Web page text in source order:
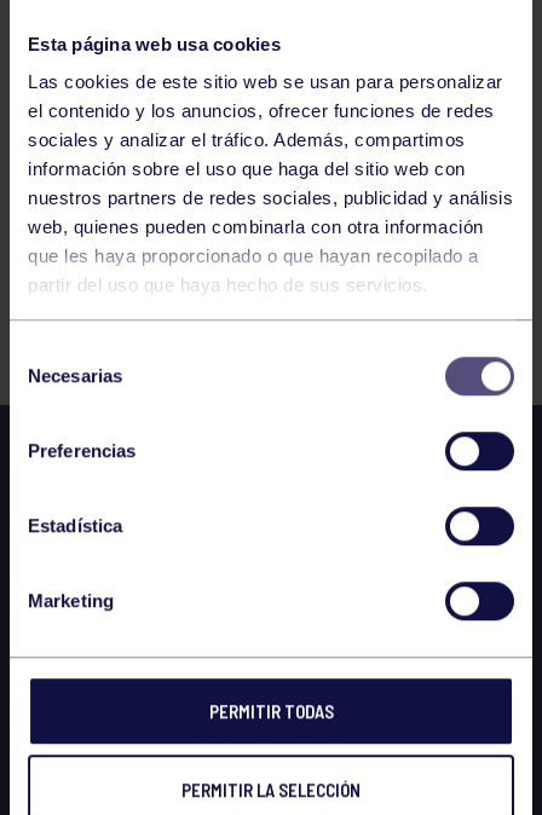
Esta página web usa cookies
Las cookies de este sitio web se usan para personalizar
el contenido y los anuncios, ofrecer funciones de redes
sociales y analizar el tráfico. Además, compartimos
información sobre el uso que haga del sitio web con
nuestros partners de redes sociales, publicidad y análisis
web, quienes pueden combinarla con otra información
que les haya proporcionado o que hayan recopilado a
partir del uso que haya hecho de sus servicios.
consentimiento
Necesarias
Preferencias
Estadística
Marketing
PERMITIR TODAS
PERMITIR LA SELECCIÓN
CTO ESPAÑA VETERANOS
331 332 333 334 335 336 337
FILTRAR